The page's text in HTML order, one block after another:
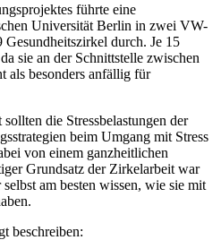
führte eine
Universität Berlin in zwei VW-
durch. Je 15
sie an der Schnittstelle zwischen
als besonders anfällig für
die Stressbelastungen der
beim Umgang mit Stress
von einem ganzheitlichen
Grundsatz der Zirkelarbeit war
am besten wissen, wie sie mit
beschreiben: